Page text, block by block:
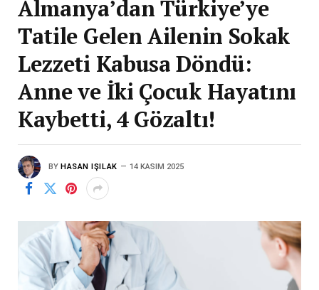
Almanya’dan Türkiye’ye
Tatile Gelen Ailenin Sokak
Lezzeti Kabusa Döndü:
Anne ve İki Çocuk Hayatını
Kaybetti, 4 Gözaltı!
BY HASAN IŞILAK 14 KASIM 2025